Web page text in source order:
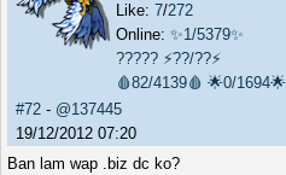
Like: 7/272
Online: ✨1/5379✨
????? ⚡??/??⚡
🩸82/4139🩸 🌟0/1694🌟
#72 - @137445
19/12/2012 07:20
Ban lam wap .biz dc ko?